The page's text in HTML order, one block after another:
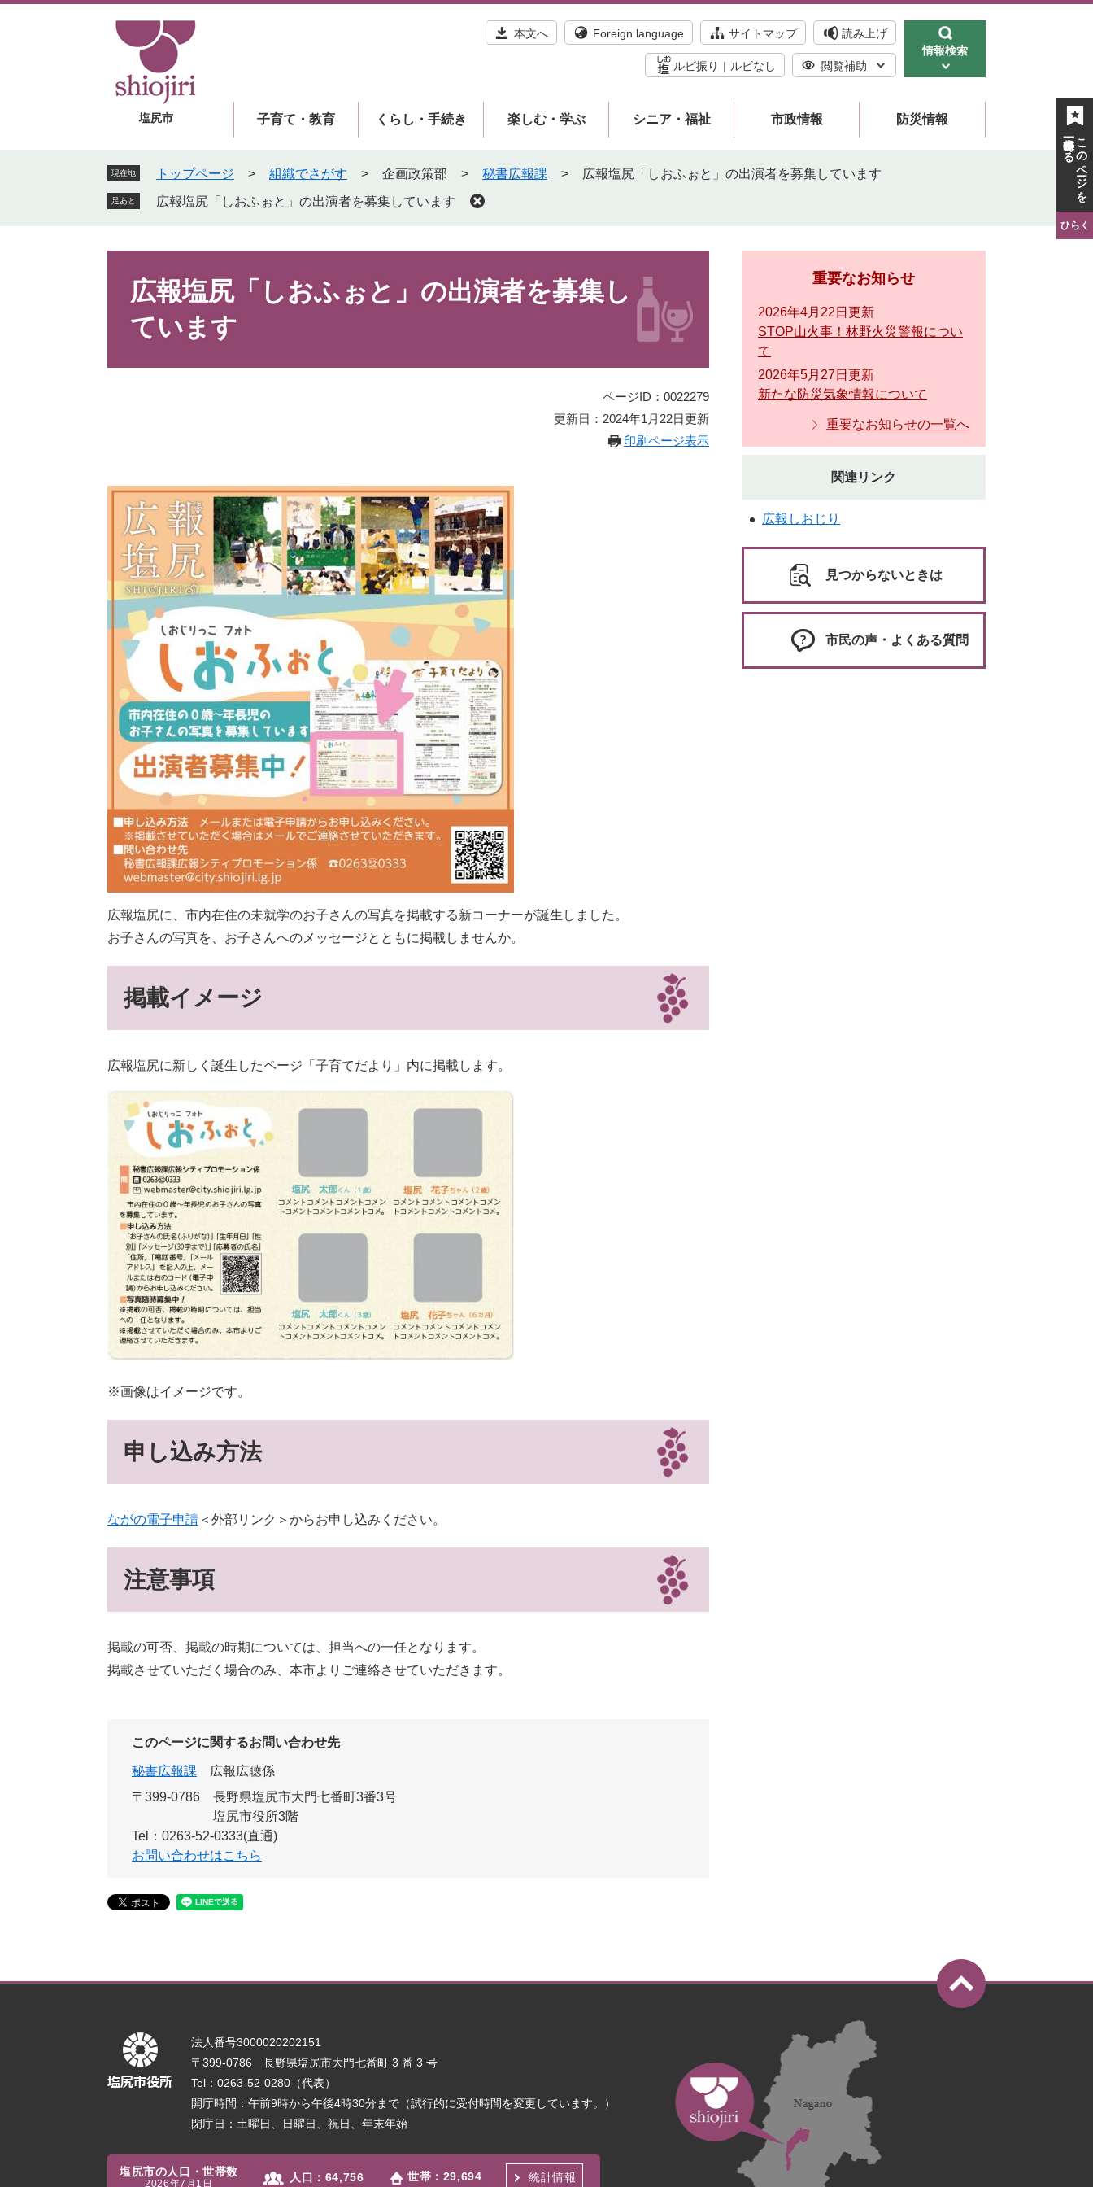
塩尻市
本文へ Foreign language サイトマップ 読み上げ
ルビ振り ルビなし 閲覧補助
情報検索
子育て・教育 くらし・手続き 楽しむ・学ぶ シニア・福祉 市政情報 防災情報
現在地 トップページ > 組織でさがす > 企画政策部 > 秘書広報課 > 広報塩尻「しおふぉと」の出演者を募集しています
足あと 広報塩尻「しおふぉと」の出演者を募集しています
広報塩尻「しおふぉと」の出演者を募集し
ています
ページID：0022279
更新日：2024年1月22日更新
印刷ページ表示
広報塩尻に、市内在住の未就学のお子さんの写真を掲載する新コーナーが誕生しました。
お子さんの写真を、お子さんへのメッセージとともに掲載しませんか。
掲載イメージ
広報塩尻に新しく誕生したページ「子育てだより」内に掲載します。
※画像はイメージです。
申し込み方法
ながの電子申請 ＜外部リンク＞ からお申し込みください。
注意事項
掲載の可否、掲載の時期については、担当への一任となります。
掲載させていただく場合のみ、本市よりご連絡させていただきます。
このページに関するお問い合わせ先
秘書広報課
広報広聴係
〒399-0786
長野県塩尻市大門七番町3番3号
塩尻市役所3階
Tel：0263-52-0333(直通)
お問い合わせはこちら
重要なお知らせ
2026年4月22日更新
STOP山火事！林野火災警報につい
て
2026年5月27日更新
新たな防災気象情報について
重要なお知らせの一覧へ
関連リンク
広報しおじり
見つからないときは
市民の声・よくある質問
法人番号3000020202151
〒399-0786 長野県塩尻市大門七番町 3 番 3 号
Tel：0263-52-0280（代表）
開庁時間：午前9時から午後4時30分まで（試行的に受付時間を変更しています。）
閉庁日：土曜日、日曜日、祝日、年末年始
塩尻市の人口・世帯数
2026年7月1日 人口： 64,756 世帯： 29,694 統計情報
このページを
一時保存する
ひらく